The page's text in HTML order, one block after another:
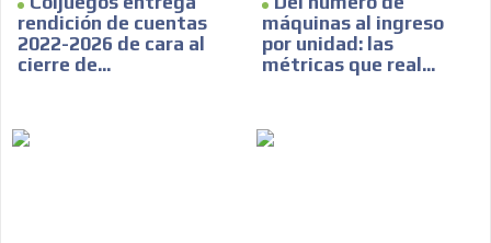
rendición de cuentas
2022-2026 de cara al
cierre de...
máquinas al ingreso
por unidad: las
métricas que real...